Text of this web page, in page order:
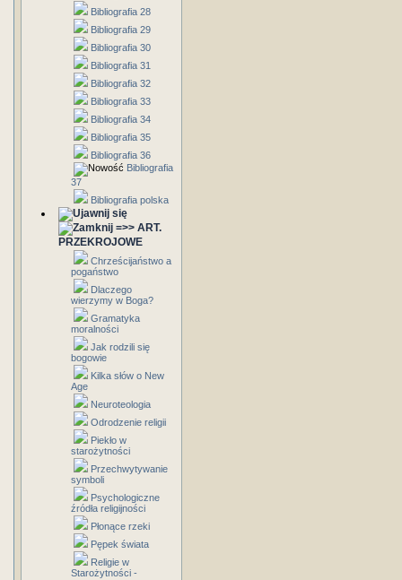
Bibliografia 28
Bibliografia 29
Bibliografia 30
Bibliografia 31
Bibliografia 32
Bibliografia 33
Bibliografia 34
Bibliografia 35
Bibliografia 36
Bibliografia
37
Bibliografia polska
=>> ART.
PRZEKROJOWE
Chrześcijaństwo a
pogaństwo
Dlaczego
wierzymy w Boga?
Gramatyka
moralności
Jak rodzili się
bogowie
Kilka słów o New
Age
Neuroteologia
Odrodzenie religii
Piekło w
starożytności
Przechwytywanie
symboli
Psychologiczne
źródła religijności
Płonące rzeki
Pępek świata
Religie w
Starożytności -